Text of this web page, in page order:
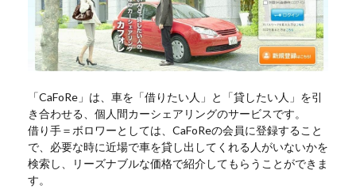
「CaFoRe」は、車を「借りたい人」と「貸したい人」を引
き合わせる、個人間カーシェアリングのサービスです。
借り手＝ボロワーとしては、CaFoReの会員に登録すること
で、必要な時に近場で車を貸し出してくれる人がいないかを
検索し、リーズナブルな価格で紹介してもらうことができま
す。